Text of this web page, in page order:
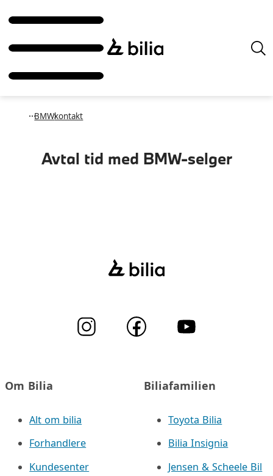
BMWkontakt
Avtal tid med BMW-selger
Om Bilia
Alt om bilia
Forhandlere
Kundesenter
Biliafamilien
Toyota Bilia
Bilia Insignia
Jensen & Scheele Bil